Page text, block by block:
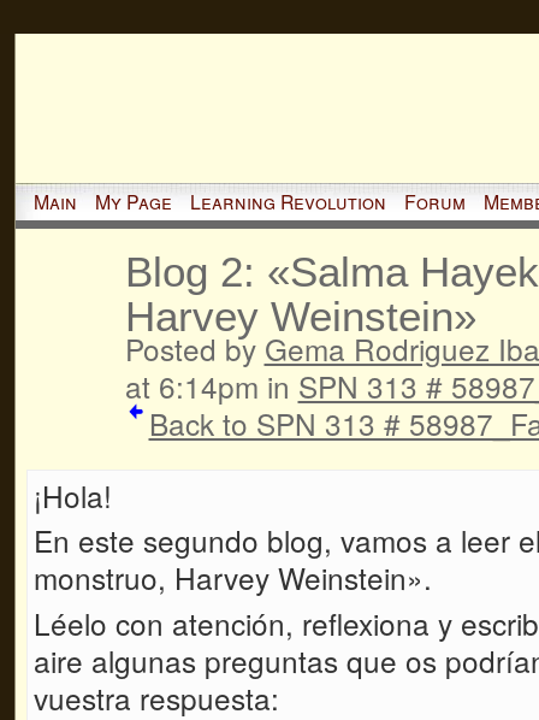
Main My Page Learning Revolution Forum
Blog 2: «Salma
Harvey Weinstein»
Posted by Gema Rodriguez
at 6:14pm in SPN 313 #
Back to SPN 313 #
¡Hola!
En este segundo blog, vamos a leer
monstruo, Harvey Weinstein».
Léelo con atención, reflexiona y
aire algunas preguntas que os
vuestra respuesta: